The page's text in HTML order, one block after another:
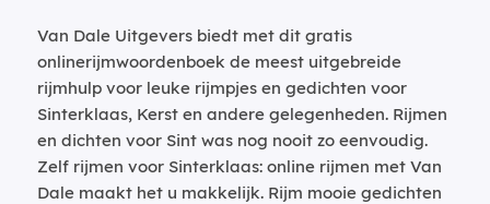
Van Dale Uitgevers biedt met dit gratis
onlinerijmwoordenboek de meest uitgebreide
rijmhulp voor leuke rijmpjes en gedichten voor
Sinterklaas, Kerst en andere gelegenheden. Rijmen
en dichten voor Sint was nog nooit zo eenvoudig.
Zelf rijmen voor Sinterklaas: online rijmen met Van
Dale maakt het u makkelijk. Rijm mooie gedichten